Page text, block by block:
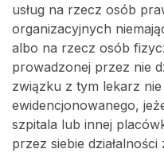
usług na rzecz osób
organizacyjnych
albo na rzecz osób
prowadzonej przez nie
związku z tym lekarz
ewidencjonowanego,
szpitala lub innej
przez siebie